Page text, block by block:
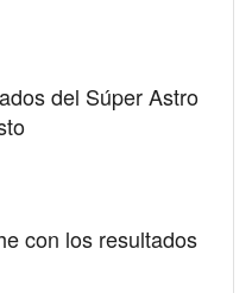
del Súper Astro
con los resultados